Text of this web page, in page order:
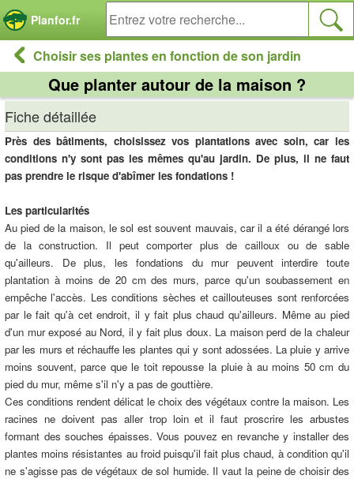
Planfor.fr
Choisir ses plantes en fonction de son jardin
Que planter autour de la maison ?
Fiche détaillée
Près des bâtiments, choisissez vos plantations avec soin, car les
conditions n'y sont pas les mêmes qu'au jardin. De plus, il ne faut
pas prendre le risque d'abîmer les fondations !
Les particularités
Au pied de la maison, le sol est souvent mauvais, car il a été dérangé lors
de la construction. Il peut comporter plus de cailloux ou de sable
qu'ailleurs. De plus, les fondations du mur peuvent interdire toute
plantation à moins de 20 cm des murs, parce qu'un soubassement en
empêche l'accès. Les conditions sèches et caillouteuses sont renforcées
par le fait qu'à cet endroit, il y fait plus chaud qu'ailleurs. Même au pied
d'un mur exposé au Nord, il y fait plus doux. La maison perd de la chaleur
par les murs et réchauffe les plantes qui y sont adossées. La pluie y arrive
moins souvent, parce que le toit repousse la pluie à au moins 50 cm du
pied du mur, même s'il n'y a pas de gouttière.
Ces conditions rendent délicat le choix des végétaux contre la maison. Les
racines ne doivent pas aller trop loin et il faut proscrire les arbustes
formant des souches épaisses. Vous pouvez en revanche y installer des
plantes moins résistantes au froid puisqu'il fait plus chaud, à condition qu'il
ne s'agisse pas de végétaux de sol humide. Il vaut la peine de choisir des
Panneau de gestion des cookies